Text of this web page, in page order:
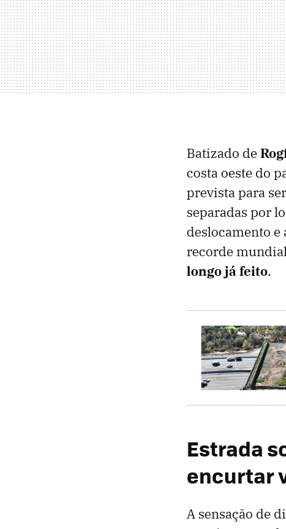
Batizado de
costa oeste do
prevista para
separadas por
deslocamento e
recorde
longo já feito.
Estrada
encurtar
A sensação de